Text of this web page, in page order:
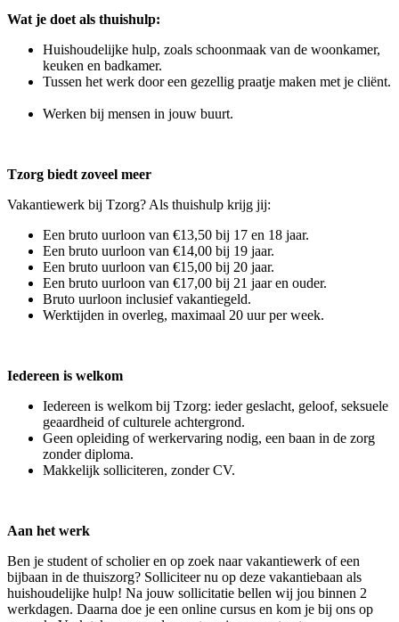
Wat je doet als thuishulp:
Huishoudelijke hulp, zoals schoonmaak van de woonkamer,
keuken en badkamer.
Tussen het werk door een gezellig praatje maken met je cliënt.
Werken bij mensen in jouw buurt.
Tzorg biedt zoveel meer
Vakantiewerk bij Tzorg? Als thuishulp krijg jij:
Een bruto uurloon van €13,50 bij 17 en 18 jaar.
Een bruto uurloon van €14,00 bij 19 jaar.
Een bruto uurloon van €15,00 bij 20 jaar.
Een bruto uurloon van €17,00 bij 21 jaar en ouder.
Bruto uurloon inclusief vakantiegeld.
Werktijden in overleg, maximaal 20 uur per week.
Iedereen is welkom
Iedereen is welkom bij Tzorg: ieder geslacht, geloof, seksuele
geaardheid of culturele achtergrond.
Geen opleiding of werkervaring nodig, een baan in de zorg
zonder diploma.
Makkelijk solliciteren, zonder CV.
Aan het werk
Ben je student of scholier en op zoek naar vakantiewerk of een
bijbaan in de thuiszorg? Solliciteer nu op deze vakantiebaan als
huishoudelijke hulp! Na jouw sollicitatie bellen wij jou binnen 2
werkdagen. Daarna doe je een online cursus en kom je bij ons op